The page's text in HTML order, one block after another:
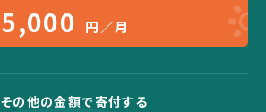
5,000 円／月
その他の金額で寄付する